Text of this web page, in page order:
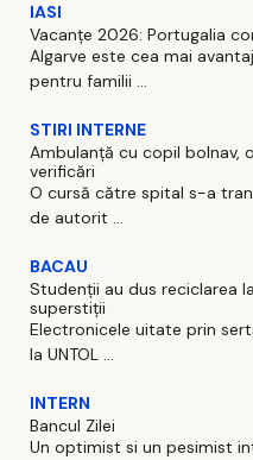
IASI
Vacanțe 2026: Portugalia
Algarve este cea mai
pentru familii ...
STIRI INTERNE
Ambulanță cu copil bolnav,
verificări
O cursă către spital s-a
de autorit ...
BACAU
Studenții au dus reciclarea
superstiții
Electronicele uitate prin
la UNTOL ...
INTERN
Bancul Zilei
Un optimist si un pesimist